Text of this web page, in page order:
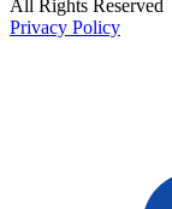
All Rights Reserved
Privacy Policy